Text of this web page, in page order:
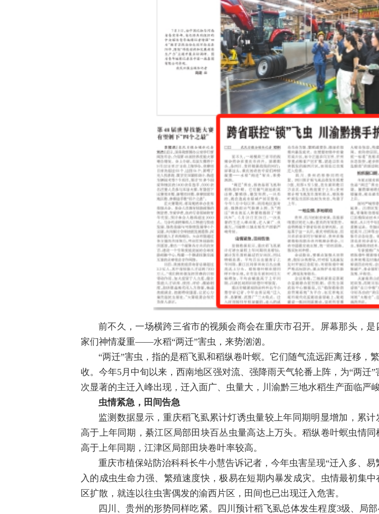
前不久，一场横跨三省市的视频会商会在重庆市召开。屏幕那头，
家们神情凝重——水稻“两迁”害虫，来势汹汹。
“两迁”害虫，指的是稻飞虱和稻纵卷叶螟。它们随气流远距离迁移，
收。今年5月中旬以来，西南地区强对流、强降雨天气轮番上阵，为“两迁
次显著的主迁入峰出现，迁入面广、虫量大，川渝黔三地水稻生产面临严峻
虫情紧急，田间告急
监测数据显示，重庆稻飞虱累计灯诱虫量较上年同期明显增加，累
高于上年同期，綦江区局部田块百丛虫量高达上万头。稻纵卷叶螟虫情
高于上年同期，江津区局部田块卷叶率较高。
重庆市植保站防治科科长牛小慧告诉记者，今年虫害呈现“迁入多、
入的成虫生命力强、繁殖速度快，极易在短期内暴发成灾。虫情最初集
区扩散，就连以往虫害偶发的渝西片区，田间也已出现迁入危害。
四川、贵州的形势同样吃紧。四川预计稻飞虱总体发生程度3级、局